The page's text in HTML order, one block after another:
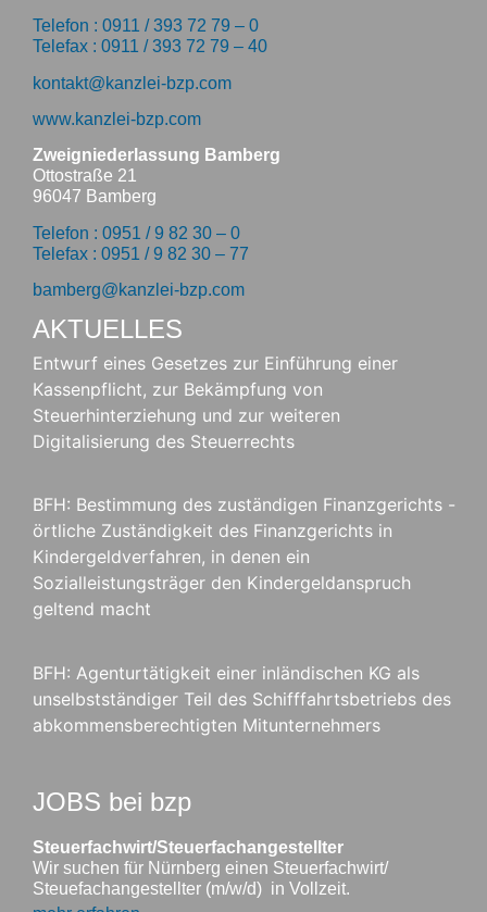
Telefon : 0911 / 393 72 79 – 0
Telefax : 0911 / 393 72 79 – 40
kontakt@kanzlei-bzp.com
www.kanzlei-bzp.com
Zweigniederlassung Bamberg
Ottostraße 21
96047 Bamberg
Telefon : 0951 / 9 82 30 – 0
Telefax : 0951 / 9 82 30 – 77
bamberg@kanzlei-bzp.com
AKTUELLES
Entwurf eines Gesetzes zur Einführung einer
Kassenpflicht, zur Bekämpfung von
Steuerhinterziehung und zur weiteren
Digitalisierung des Steuerrechts
BFH: Bestimmung des zuständigen Finanzgerichts -
örtliche Zuständigkeit des Finanzgerichts in
Kindergeldverfahren, in denen ein
Sozialleistungsträger den Kindergeldanspruch
geltend macht
BFH: Agenturtätigkeit einer inländischen KG als
unselbstständiger Teil des Schifffahrtsbetriebs des
abkommensberechtigten Mitunternehmers
JOBS bei bzp
Steuerfachwirt/Steuerfachangestellter
Wir suchen für Nürnberg einen Steuerfachwirt/
Steuefachangestellter (m/w/d) in Vollzeit.